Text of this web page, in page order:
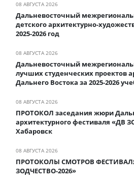
08 АВГУСТА 2026
Дальневосточный
детского архитектурно-
2025-2026 год
08 АВГУСТА 2026
Дальневосточный
лучших студенческих проектов
Дальнего Востока за 2025-2026
08 АВГУСТА 2026
ПРОТОКОЛ заседания жюри
архитектурного фестиваля «ДВ
Хабаровск
08 АВГУСТА 2026
ПРОТОКОЛЫ СМОТРОВ
ЗОДЧЕСТВО-2026»